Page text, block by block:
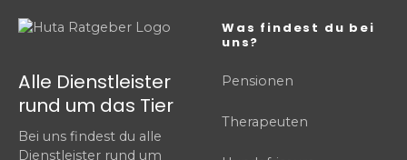
Alle Dienstleister
rund um das Tier
Bei uns findest du alle
Dienstleister rund um
Was findest du bei
uns?
Pensionen
Therapeuten